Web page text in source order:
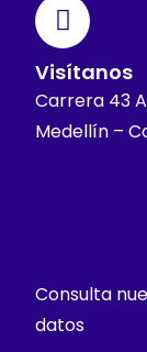
Visítanos
Carrera 43
Medellín –
Consulta
datos